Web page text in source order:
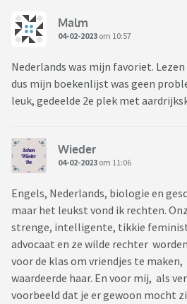
Malm
04-02-2023 om 10:57
Nederlands was mijn favoriet.
dus mijn boekenlijst was geen
leuk, gedeelde 2e plek met
Wieder
04-02-2023 om 11:06
Engels, Nederlands, biologie en
maar het leukst vond ik rechten.
strenge, intelligente, tikkie
advocaat en ze wilde rechter
voor de klas om vriendjes te
waardeerde haar. En voor mij, als
voorbeeld dat je er gewoon mocht